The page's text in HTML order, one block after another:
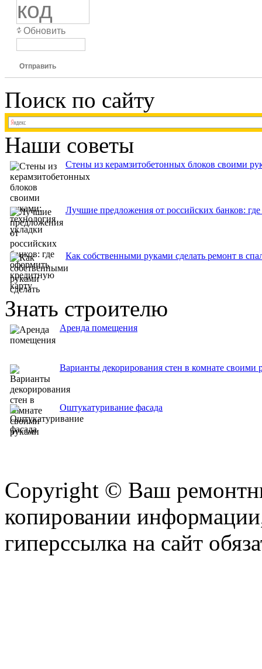
Обновить
Отправить
Поиск по сайту
Наши советы
Стены из керамзитобетонных блоков своими
Лучшие предложения от российских банков:
Как собственными руками сделать ремонт в
Знать строителю
Аренда помещения
Варианты декорирования стен в комнате своими
Оштукатуривание фасада
Copyright © Ваш
копировании
гиперссылка на сайт